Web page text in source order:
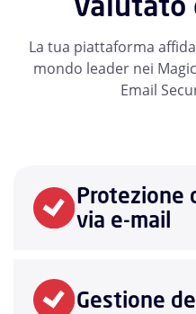
La tua piattaforma
mondo leader nei
Email
Protezione
via e-mail
Gestione